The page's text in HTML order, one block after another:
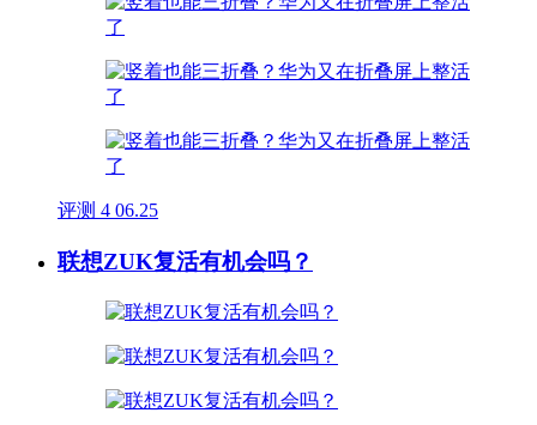
评测 4 06.25
联想ZUK复活有机会吗？